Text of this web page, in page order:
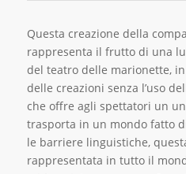
Questa creazione della
rappresenta il frutto di una
del teatro delle marionette,
delle creazioni senza l’uso
che offre agli spettatori un
trasporta in un mondo fatto
le barriere linguistiche,
rappresentata in tutto il